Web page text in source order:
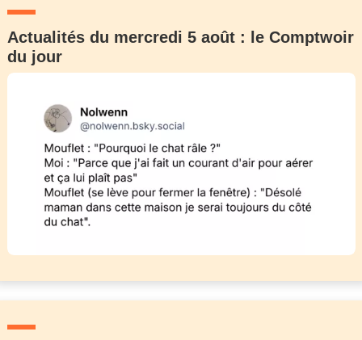
Actualités du mercredi 5 août : le Comptwoir
du jour